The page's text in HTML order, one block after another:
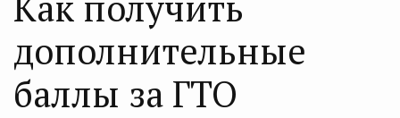
дополнительные
баллы за ГТО